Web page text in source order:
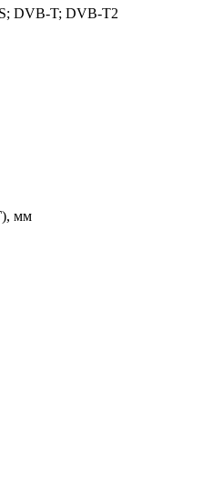
DVB-T; DVB-T2
мм